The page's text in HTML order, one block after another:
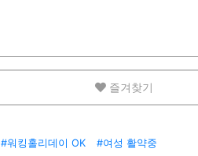
즐겨찾기
#워킹홀리데이 OK #여성 활약중